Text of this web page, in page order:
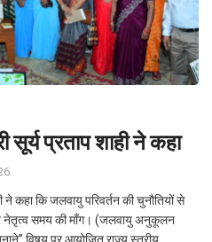
प्रताप शाही ने कहा
ने कहा कि जलवायु परिवर्तन की चुनौतियों से
नेतृत्व समय की माँग। (जलवायु अनुकूलन